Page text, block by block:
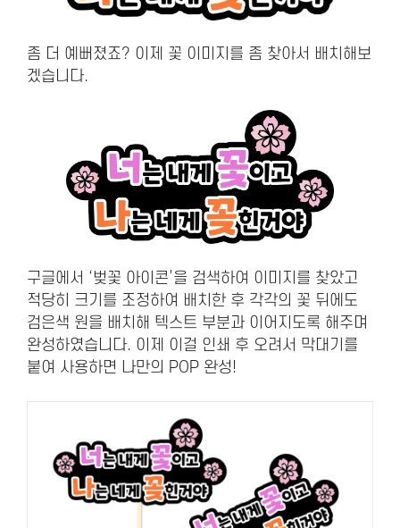
좀 더 예뻐졌죠? 이제 꽃 이미지를 좀 찾아서 배치해보
겠습니다.
구글에서 ‘벚꽃 아이콘’을 검색하여 이미지를 찾았고
적당히 크기를 조정하여 배치한 후 각각의 꽃 뒤에도
검은색 원을 배치해 텍스트 부분과 이어지도록 해주며
완성하였습니다. 이제 이걸 인쇄 후 오려서 막대기를
붙여 사용하면 나만의 POP 완성!